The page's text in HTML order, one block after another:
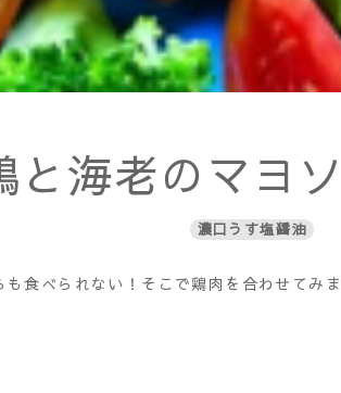
と海老のマヨ
濃口うす塩醤油
食べられない！そこで鶏肉を合わせてみ